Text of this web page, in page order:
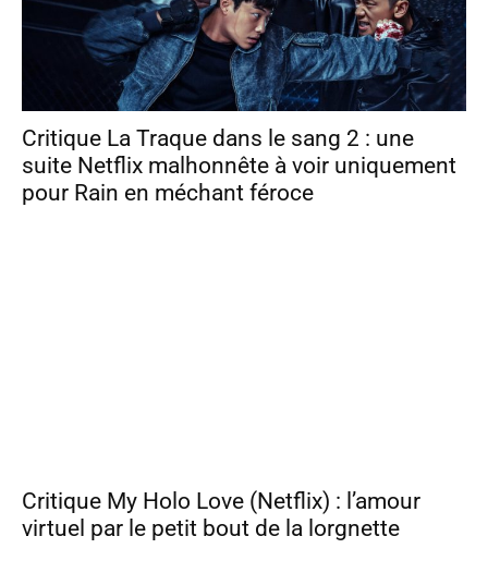
Critique La Traque dans le sang 2 : une
suite Netflix malhonnête à voir uniquement
pour Rain en méchant féroce
Critique My Holo Love (Netflix) : l’amour
virtuel par le petit bout de la lorgnette